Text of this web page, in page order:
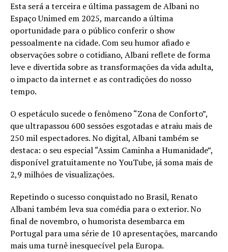
Esta será a terceira e última passagem de Albani no
Espaço Unimed em 2025, marcando a última
oportunidade para o público conferir o show
pessoalmente na cidade. Com seu humor afiado e
observações sobre o cotidiano, Albani reflete de forma
leve e divertida sobre as transformações da vida adulta,
o impacto da internet e as contradições do nosso
tempo.
O espetáculo sucede o fenômeno “Zona de Conforto”,
que ultrapassou 600 sessões esgotadas e atraiu mais de
250 mil espectadores. No digital, Albani também se
destaca: o seu especial “Assim Caminha a Humanidade”,
disponível gratuitamente no YouTube, já soma mais de
2,9 milhões de visualizações.
Repetindo o sucesso conquistado no Brasil, Renato
Albani também leva sua comédia para o exterior. No
final de novembro, o humorista desembarca em
Portugal para uma série de 10 apresentações, marcando
mais uma turnê inesquecível pela Europa.